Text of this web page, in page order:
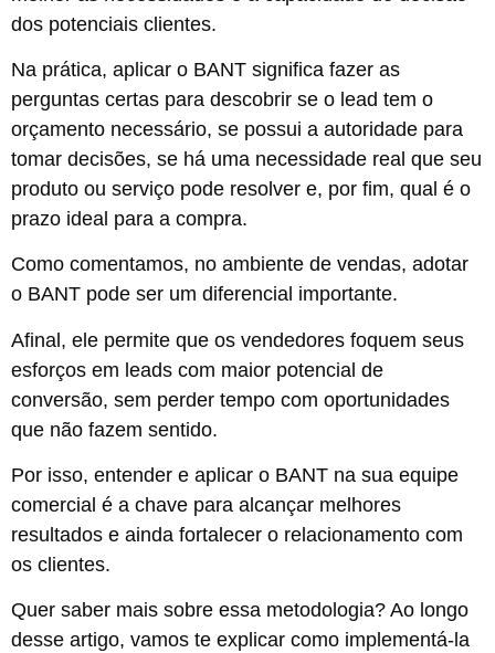
dos potenciais clientes.
Na prática, aplicar o BANT significa fazer as
perguntas certas para descobrir se o lead tem o
orçamento necessário, se possui a autoridade para
tomar decisões, se há uma necessidade real que seu
produto ou serviço pode resolver e, por fim, qual é o
prazo ideal para a compra.
Como comentamos, no ambiente de vendas, adotar
o BANT pode ser um diferencial importante.
Afinal, ele permite que os vendedores foquem seus
esforços em leads com maior potencial de
conversão, sem perder tempo com oportunidades
que não fazem sentido.
Por isso, entender e aplicar o BANT na sua equipe
comercial é a chave para alcançar melhores
resultados e ainda fortalecer o relacionamento com
os clientes.
Quer saber mais sobre essa metodologia? Ao longo
desse artigo, vamos te explicar como implementá-la